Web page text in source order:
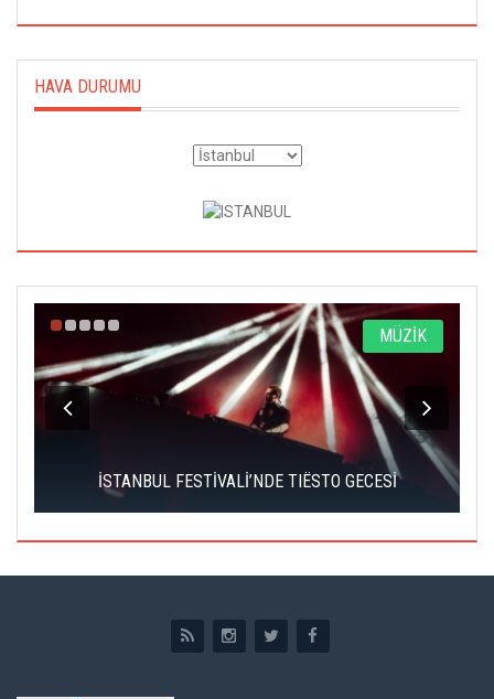
HAVA DURUMU
MÜZİK
İSTANBUL FESTİVALİ’NDE TIËSTO GECESİ